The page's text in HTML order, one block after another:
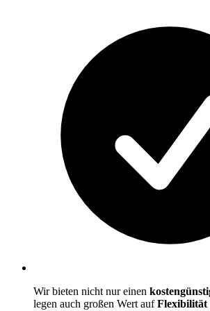
Wir bieten nicht nur einen
legen auch großen Wert aufFlexibilität